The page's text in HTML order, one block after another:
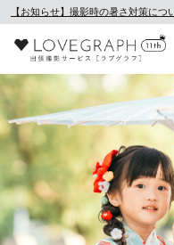
【お知らせ】撮影時の暑さ対策につ